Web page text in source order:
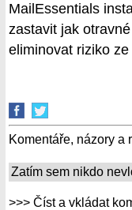
MailEssentials
zastavit jak
eliminovat riziko
Komentáře, názory a
Zatím sem nikdo
>>> Číst a vkládat